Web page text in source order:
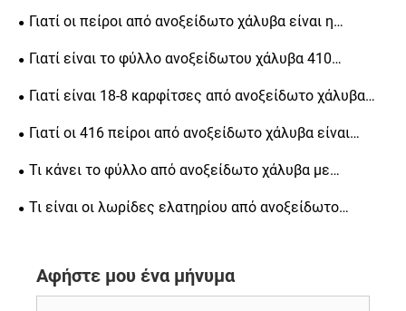
Γιατί οι πείροι από ανοξείδωτο χάλυβα είναι η
καλύτερη επιλογή για ευθυγράμμιση ακριβείας, δομική
Γιατί είναι το φύλλο ανοξείδωτου χάλυβα 410
κορυφαία επιλογή για βιομηχανικές εφαρμογές
Γιατί είναι 18-8 καρφίτσες από ανοξείδωτο χάλυβα
απαραίτητες για μηχανική ακριβείας
Γιατί οι 416 πείροι από ανοξείδωτο χάλυβα είναι
απαραίτητοι για μηχανική ακριβείας
Τι κάνει το φύλλο από ανοξείδωτο χάλυβα με
φωτεινό φινίρισμα μια δημοφιλή επιλογή για την
Τι είναι οι λωρίδες ελατηρίου από ανοξείδωτο
Αφήστε μου ένα μήνυμα